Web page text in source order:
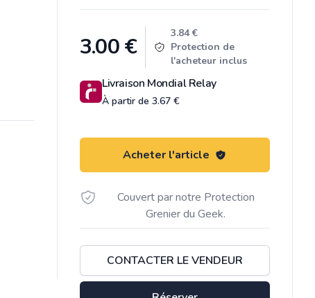
Product information
3.00€
3.84 €
Protection de
l'acheteur inclus
Livraison Mondial Relay
À partir de 3.67 €
Acheter l'article
Couvert par notre Protection
Grenier du Geek.
CONTACTER LE VENDEUR